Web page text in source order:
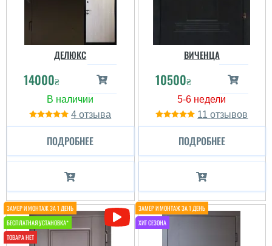
ДЕЛЮКС
14000₴
4
ПОДРОБНЕЕ
ВИЧЕНЦА
10500₴
11
ПОДРОБНЕЕ